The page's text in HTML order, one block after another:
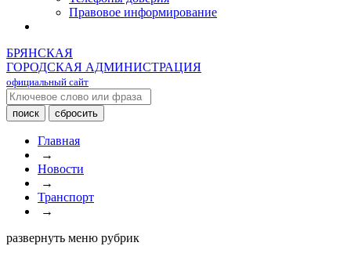
Правовое информирование
БРЯНСКАЯ
ГОРОДСКАЯ АДМИНИСТРАЦИЯ
официальный сайт
Главная
→
Новости
→
Транспорт
→
развернуть меню рубрик